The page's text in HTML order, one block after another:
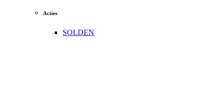
Acties
SOLDEN